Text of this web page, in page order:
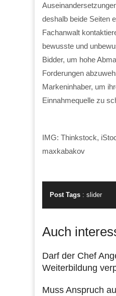
deshalb beide Seiten
Fachanwalt
bewusste und
Bidder, um hohe
Forderungen
Markeninhaber, um
Einnahmequelle zu
IMG: Thinkstock,
maxkabakov
Post Tags : slider
Auch
Darf der Chef
Weiterbildung
Muss Anspruch